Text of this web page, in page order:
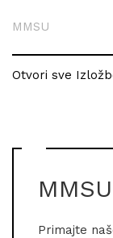
MMSU
Otvori sve
Primajte